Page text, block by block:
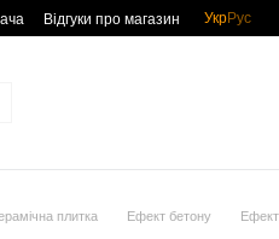
Відгуки про магазин УкрРус
плитка Ефект бетону